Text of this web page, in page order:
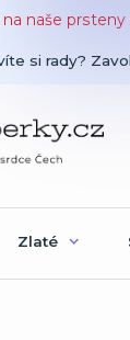
naše
si rady?
Zlaté